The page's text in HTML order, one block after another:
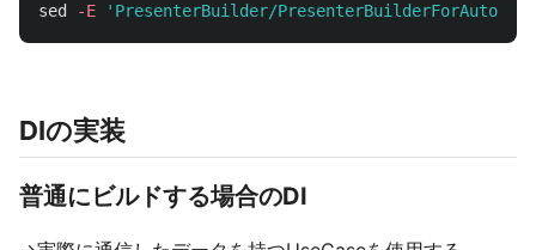
sed -E 'PresenterBuilder/
DIの実装
普通にビルドする場合のDI